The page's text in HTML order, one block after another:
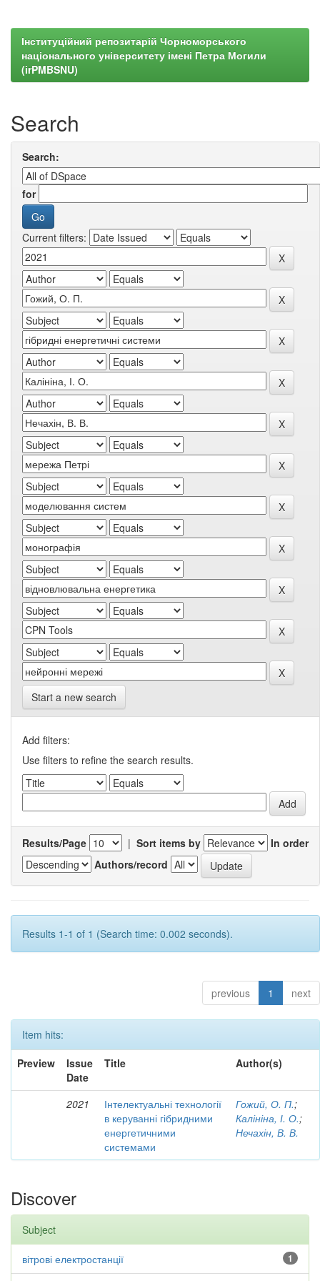
Інституційний репозитарій Чорноморського
національного університету імені Петра Могили
(irPMBSNU)
Search
Search:
for
Current filters:
Start a new search
Add filters:
Use filters to refine the search results.
Results/Page | Sort items by
In order
Authors/record
Results 1-1 of 1 (Search time: 0.002 seconds).
previous 1 next
Item hits:
Preview
Issue
Date
Title Author(s)
2021
Інтелектуальні технології
в керуванні гібридними
енергетичними
системами
Гожий, О. П.;
Калініна, І. О.;
Нечахін, В. В.
Discover
Subject
1
вітрові електростанції